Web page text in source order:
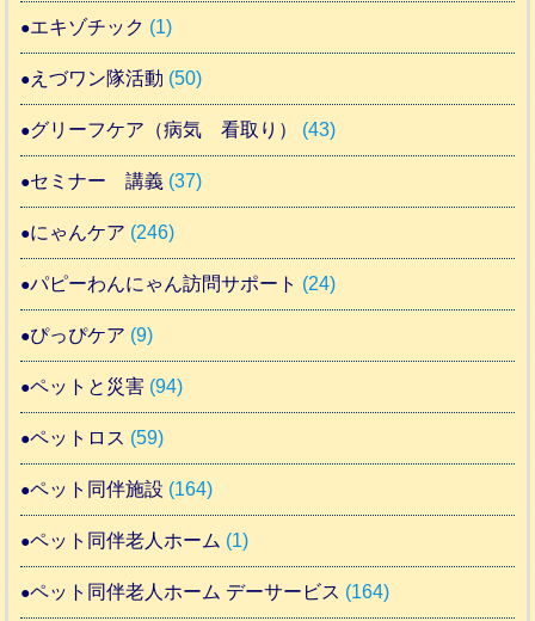
エキゾチック (1)
えづワン隊活動 (50)
グリーフケア（病気 看取り） (43)
セミナー 講義 (37)
にゃんケア (246)
パピーわんにゃん訪問サポート (24)
ぴっぴケア (9)
ペットと災害 (94)
ペットロス (59)
ペット同伴施設 (164)
ペット同伴老人ホーム (1)
ペット同伴老人ホーム デーサービス (164)